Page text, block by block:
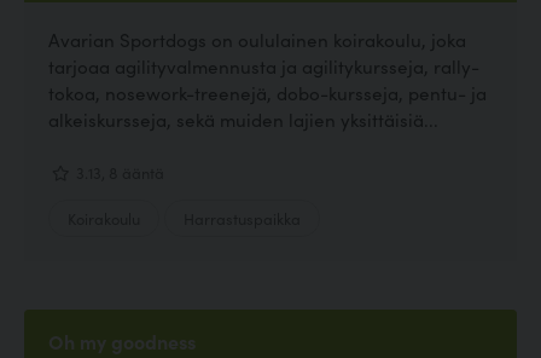
Avarian Sportdogs on oululainen koirakoulu, joka
tarjoaa agilityvalmennusta ja agilitykursseja, rally-
tokoa, nosework-treenejä, dobo-kursseja, pentu- ja
alkeiskursseja, sekä muiden lajien yksittäisiä...
Oh my goodness